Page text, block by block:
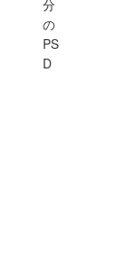
分
の
PS
D